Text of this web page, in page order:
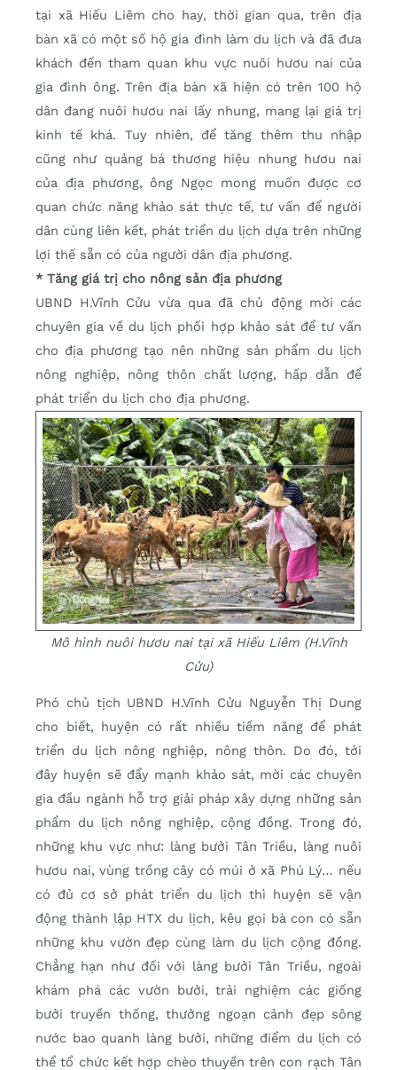
tại xã Hiếu Liêm cho hay, thời gian qua, trên địa
bàn xã có một số hộ gia đình làm du lịch và đã đưa
khách đến tham quan khu vực nuôi hươu nai của
gia đình ông. Trên địa bàn xã hiện có trên 100 hộ
dân đang nuôi hươu nai lấy nhung, mang lại giá trị
kinh tế khá. Tuy nhiên, để tăng thêm thu nhập
cũng như quảng bá thương hiệu nhung hươu nai
của địa phương, ông Ngọc mong muốn được cơ
quan chức năng khảo sát thực tế, tư vấn để người
dân cùng liên kết, phát triển du lịch dựa trên những
lợi thế sẵn có của người dân địa phương.
* Tăng giá trị cho nông sản địa phương
UBND H.Vĩnh Cửu vừa qua đã chủ động mời các
chuyên gia về du lịch phối hợp khảo sát để tư vấn
cho địa phương tạo nên những sản phẩm du lịch
nông nghiệp, nông thôn chất lượng, hấp dẫn để
phát triển du lịch cho địa phương.
Mô hình nuôi hươu nai tại xã Hiếu Liêm (H.Vĩnh
Cửu)
Phó chủ tịch UBND H.Vĩnh Cửu Nguyễn Thị Dung
cho biết, huyện có rất nhiều tiềm năng để phát
triển du lịch nông nghiệp, nông thôn. Do đó, tới
đây huyện sẽ đẩy mạnh khảo sát, mời các chuyên
gia đầu ngành hỗ trợ giải pháp xây dựng những sản
phẩm du lịch nông nghiệp, cộng đồng. Trong đó,
những khu vực như: làng bưởi Tân Triều, làng nuôi
hươu nai, vùng trồng cây có múi ở xã Phú Lý… nếu
có đủ cơ sở phát triển du lịch thì huyện sẽ vận
động thành lập HTX du lịch, kêu gọi bà con có sẵn
những khu vườn đẹp cùng làm du lịch cộng đồng.
Chẳng hạn như đối với làng bưởi Tân Triều, ngoài
khám phá các vườn bưởi, trải nghiệm các giống
bưởi truyền thống, thưởng ngoạn cảnh đẹp sông
nước bao quanh làng bưởi, những điểm du lịch có
thể tổ chức kết hợp chèo thuyền trên con rạch Tân